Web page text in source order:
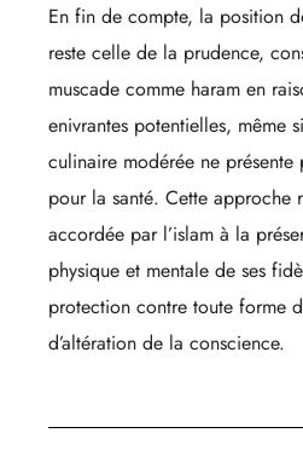
En fin de compte, la position
reste celle de la prudence,
muscade comme haram en
enivrantes potentielles, même
culinaire modérée ne
pour la santé. Cette approche
accordée par l’islam à la
physique et mentale de ses
protection contre toute forme
d’altération de la conscience.